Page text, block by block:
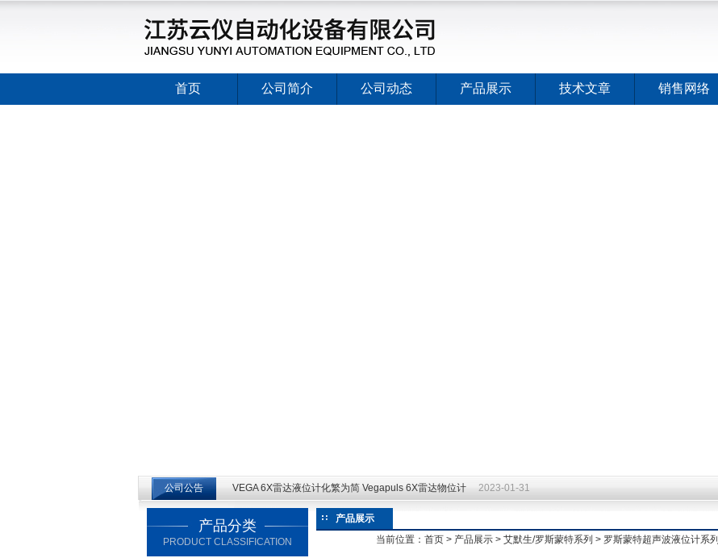
首页 公司简介 公司动态 产品展示 技术文章 销售网络
公司公告 VEGA 6X雷达液位计化繁为简 Vegapuls 6X雷达物位计 2023-01-31
产品分类
PRODUCT CLASSIFICATION
产品展示
当前位置： 首页 > 产品展示 > 艾默生/罗斯蒙特系列 > 罗斯蒙特超声波液位计系列